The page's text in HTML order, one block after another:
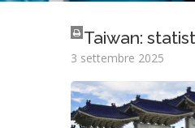
Taiwan:
3 settembre 2025